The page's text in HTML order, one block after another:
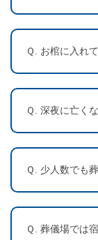
Ｑ. お棺に入れ
Ｑ. 深夜に亡く
Ｑ. 少人数でも
Ｑ. 葬儀場では